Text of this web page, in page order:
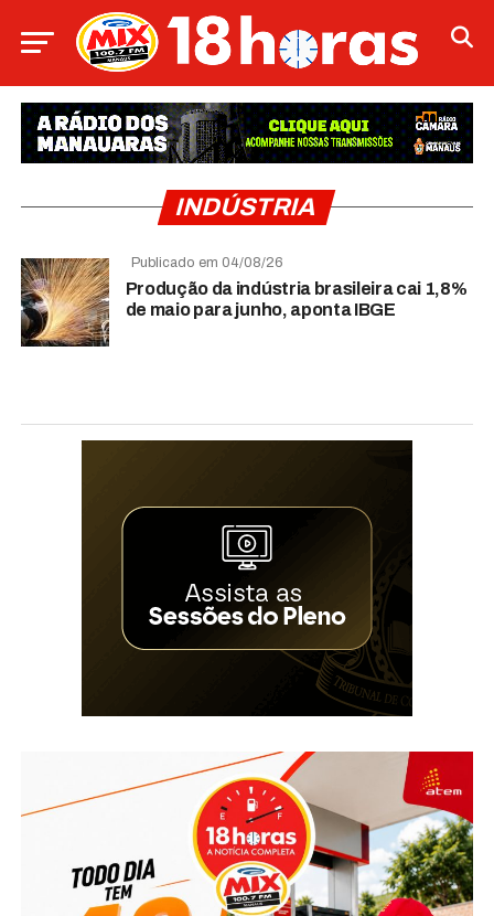
INDÚSTRIA
Publicado em 04/08/26
Produção da indústria brasileira cai 1,8%
de maio para junho, aponta IBGE